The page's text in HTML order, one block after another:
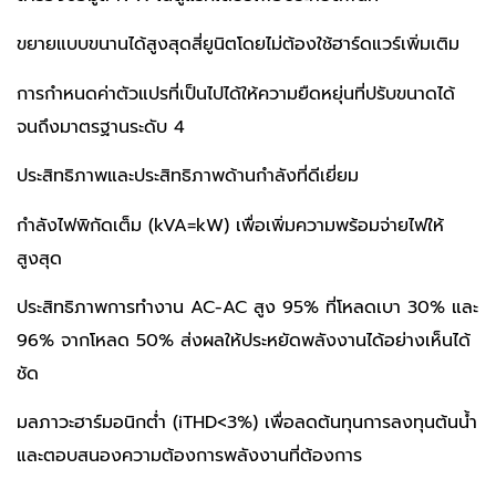
ขยายแบบขนานได้สูงสุดสี่ยูนิตโดยไม่ต้องใช้ฮาร์ดแวร์เพิ่มเติม
การกำหนดค่าตัวแปรที่เป็นไปได้ให้ความยืดหยุ่นที่ปรับขนาดได้
จนถึงมาตรฐานระดับ 4
ประสิทธิภาพและประสิทธิภาพด้านกำลังที่ดีเยี่ยม
กำลังไฟพิกัดเต็ม (kVA=kW) เพื่อเพิ่มความพร้อมจ่ายไฟให้
สูงสุด
ประสิทธิภาพการทำงาน AC-AC สูง 95% ที่โหลดเบา 30% และ
96% จากโหลด 50% ส่งผลให้ประหยัดพลังงานได้อย่างเห็นได้
ชัด
มลภาวะฮาร์มอนิกต่ำ (iTHD<3%) เพื่อลดต้นทุนการลงทุนต้นน้ำ
และตอบสนองความต้องการพลังงานที่ต้องการ